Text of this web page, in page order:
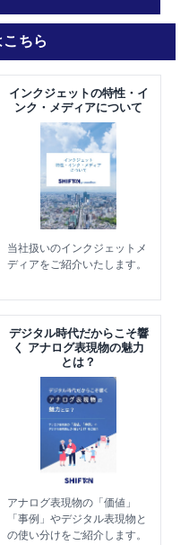
ちら
インクジェットの特性・イ
ンク・メディアについて
当社扱いのインクジェットメ
ディアをご紹介いたします。
デジタル時代だからこそ響
く アナログ表現物の魅力
とは？
アナログ表現物の「価値」
「事例」やデジタル表現物と
の使い分けをご紹介します。